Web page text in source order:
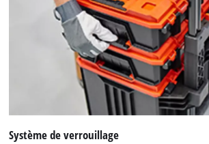
Système de verrouillage